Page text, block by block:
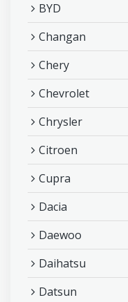
BYD
Changan
Chery
Chevrolet
Chrysler
Citroen
Cupra
Dacia
Daewoo
Daihatsu
Datsun